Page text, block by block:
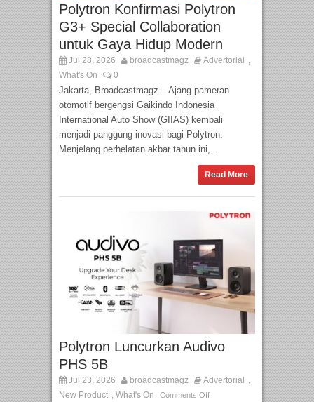
Polytron Konfirmasi Polytron
G3+ Special Collaboration
untuk Gaya Hidup Modern
Jul 28, 2026 broadcastmagz Advertorial
What's On 0
Jakarta, Broadcastmagz – Ajang pameran
otomotif bergengsi Gaikindo Indonesia
International Auto Show (GIIAS) kembali
menjadi panggung inovasi bagi Polytron.
Menjelang perhelatan akbar tahun ini,...
Read More
Polytron Luncurkan Audivo
PHS 5B
Jul 23, 2026 broadcastmagz Advertorial
New Product What's On Comments Off